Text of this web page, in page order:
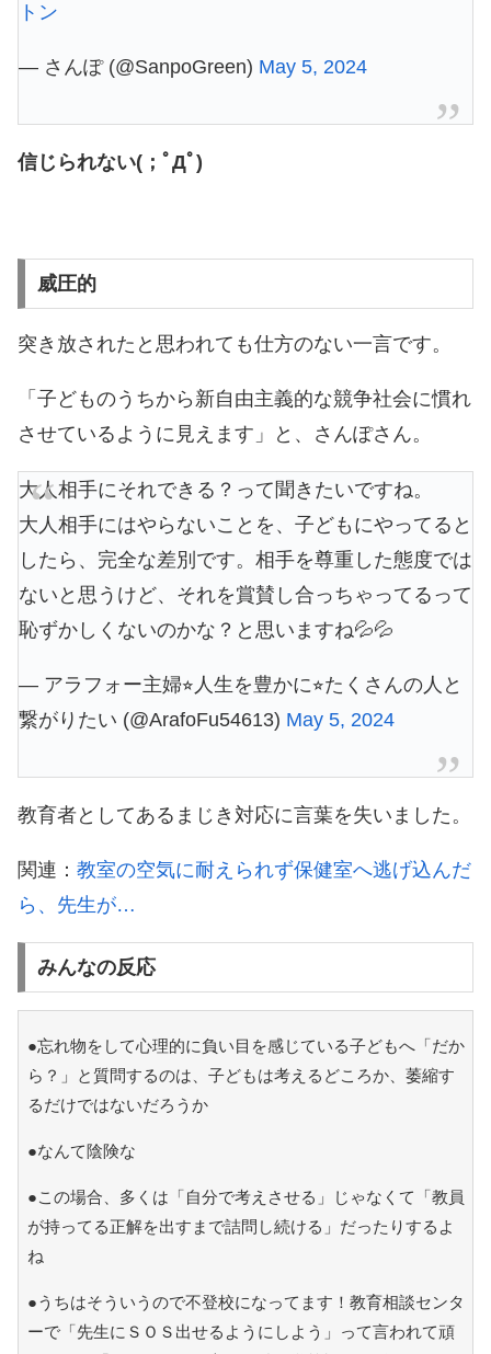
トン
— さんぽ (@SanpoGreen) May 5, 2024
信じられない(；ﾟДﾟ)
威圧的
突き放されたと思われても仕方のない一言です。
「子どものうちから新自由主義的な競争社会に慣れ
させているように見えます」と、さんぽさん。
大人相手にそれできる？って聞きたいですね。
大人相手にはやらないことを、子どもにやってると
したら、完全な差別です。相手を尊重した態度では
ないと思うけど、それを賞賛し合っちゃってるって
恥ずかしくないのかな？と思いますね💦💦
— アラフォー主婦⭐︎人生を豊かに⭐︎たくさんの人と
繋がりたい (@ArafoFu54613) May 5, 2024
教育者としてあるまじき対応に言葉を失いました。
関連： 教室の空気に耐えられず保健室へ逃げ込んだ
ら、先生が…
みんなの反応
●忘れ物をして心理的に負い目を感じている子どもへ「だか
ら？」と質問するのは、子どもは考えるどころか、萎縮す
るだけではないだろうか
●なんて陰険な
●この場合、多くは「自分で考えさせる」じゃなくて「教員
が持ってる正解を出すまで詰問し続ける」だったりするよ
ね
●うちはそういうので不登校になってます！教育相談センタ
ーで「先生にＳＯＳ出せるようにしよう」って言われて頑